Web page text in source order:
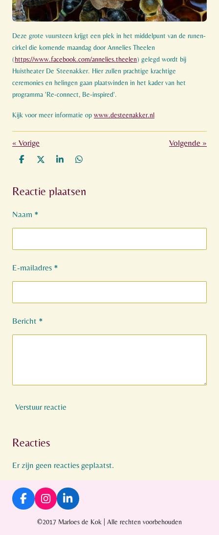
Deze grote vuursteen krijgt een plek in het middelpunt van de runen-
cirkel die komende maandag door Annelies Theelen
(https://www.facebook.com/annelies.theelen) gelegd wordt bij
Huistheater De Steenakker. Hier zullen prachtige krachtige
ceremonies en helingen gaan plaatsvinden in het kader van het
programma 'Re-connect, Be-inspired'.
Kijk voor meer informatie op www.desteenakker.nl
« Vorige Volgende »
D
e
D
l
S
r
D
e
Reactie plaatsen
Naam *
E-mailadres *
Bericht *
Verstuur reactie
Reacties
Er zijn geen reacties geplaatst.
F
a
I
n
s
L
i
n
©2017 Marloes de Kok | Alle rechten voorbehouden